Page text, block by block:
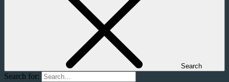
Search
Search for: